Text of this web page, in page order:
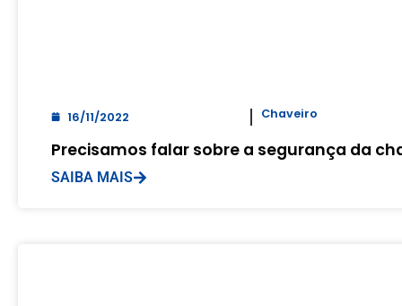
16/11/2022 Chaveiro
Precisamos falar sobre a segurança da
SAIBA MAIS